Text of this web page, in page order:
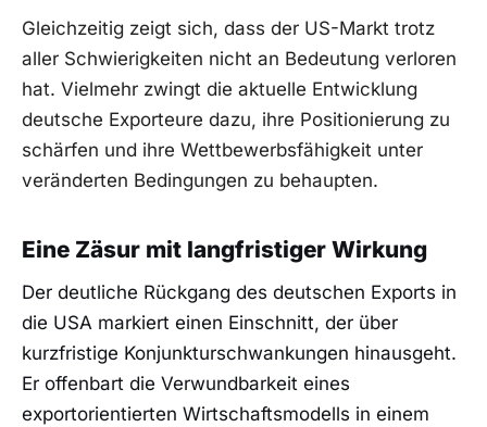
Gleichzeitig zeigt sich, dass der US-Markt trotz
aller Schwierigkeiten nicht an Bedeutung verloren
hat. Vielmehr zwingt die aktuelle Entwicklung
deutsche Exporteure dazu, ihre Positionierung zu
schärfen und ihre Wettbewerbsfähigkeit unter
veränderten Bedingungen zu behaupten.
Eine Zäsur mit langfristiger Wirkung
Der deutliche Rückgang des deutschen Exports in
die USA markiert einen Einschnitt, der über
kurzfristige Konjunkturschwankungen hinausgeht.
Er offenbart die Verwundbarkeit eines
exportorientierten Wirtschaftsmodells in einem